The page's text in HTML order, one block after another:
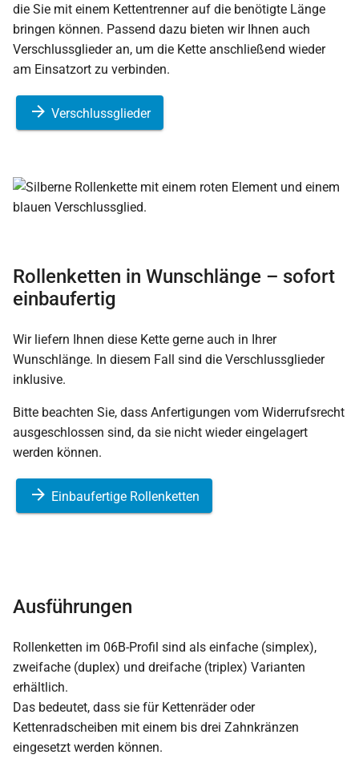
die Sie mit einem Kettentrenner auf die benötigte Länge
bringen können. Passend dazu bieten wir Ihnen auch
Verschlussglieder an, um die Kette anschließend wieder
am Einsatzort zu verbinden.
Verschlussglieder
Rollenketten in Wunschlänge – sofort
einbaufertig
Wir liefern Ihnen diese Kette gerne auch in Ihrer
Wunschlänge. In diesem Fall sind die Verschlussglieder
inklusive.
Bitte beachten Sie, dass Anfertigungen vom Widerrufsrecht
ausgeschlossen sind, da sie nicht wieder eingelagert
werden können.
Einbaufertige Rollenketten
Ausführungen
Rollenketten im 06B-Profil sind als einfache (simplex),
zweifache (duplex) und dreifache (triplex) Varianten
erhältlich.
Das bedeutet, dass sie für Kettenräder oder
Kettenradscheiben mit einem bis drei Zahnkränzen
eingesetzt werden können.